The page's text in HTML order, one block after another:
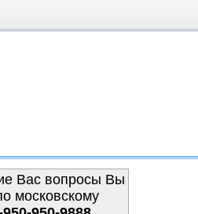
Вас вопросы Вы
московскому